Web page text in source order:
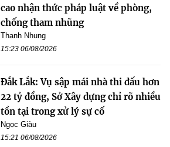
cao nhận thức pháp luật về phòng,
chống tham nhũng
Thanh Nhung
15:23 06/08/2026
Đắk Lắk: Vụ sập mái nhà thi đấu hơn
22 tỷ đồng, Sở Xây dựng chỉ rõ nhiều
tồn tại trong xử lý sự cố
Ngọc Giàu
15:21 06/08/2026